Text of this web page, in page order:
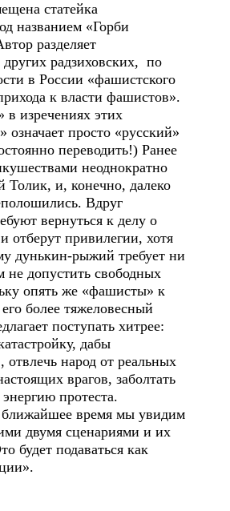
статейка
названием «Горби
разделяет
других радзиховских, по
в России «фашистского
к власти фашистов».
изречениях этих
означает просто «русский»
переводить!) Ранее
неоднократно
Толик, и, конечно, далеко
Вдруг
вернуться к делу о
отберут привилегии, хотя
дунькин-рыжий требует ни
не допустить свободных
опять же «фашисты» к
более тяжеловесный
поступать хитрее:
дабы
отвлечь народ от реальных
врагов, заболтать
протеста.
ближайшее время мы увидим
двумя сценариями и их
будет подаваться как